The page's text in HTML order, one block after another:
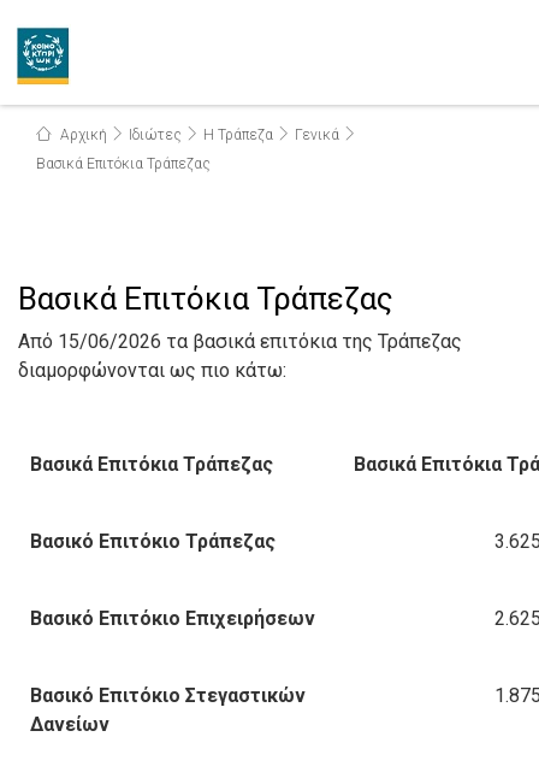
Αρχική Ιδιώτες Η Τράπεζα
Γενικά
Βασικά Επιτόκια Τράπεζας
Βασικά Επιτόκια Τράπεζας
Aπό 15/06/2026 τα βασικά επιτόκια της Τράπεζας
διαμορφώνονται ως πιο κάτω:
Βασικά Επιτόκια Τράπεζας Βασικά Επιτόκια
Βασικό Επιτόκιο Τράπεζας
Βασικό Επιτόκιο Επιχειρήσεων
Βασικό Επιτόκιο Στεγαστικών
Δανείων